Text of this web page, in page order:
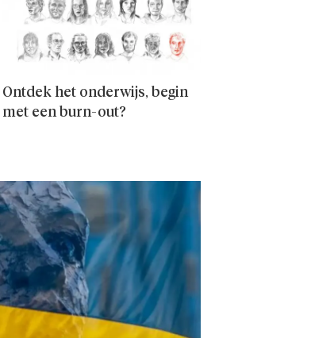
Ontdek het onderwijs, begin
met een burn-out?